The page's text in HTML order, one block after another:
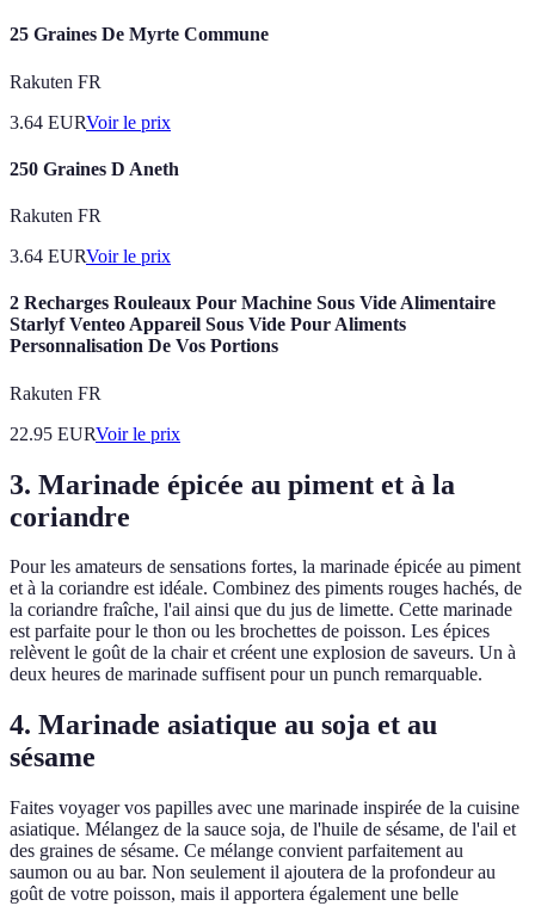
25 Graines De Myrte Commune
Rakuten FR
3.64 EURVoir le prix
250 Graines D Aneth
Rakuten FR
3.64 EURVoir le prix
2 Recharges Rouleaux Pour Machine Sous Vide Alimentaire
Starlyf Venteo Appareil Sous Vide Pour Aliments
Personnalisation De Vos Portions
Rakuten FR
22.95 EURVoir le prix
3. Marinade épicée au piment et à la
coriandre
Pour les amateurs de sensations fortes, la marinade épicée au piment
et à la coriandre est idéale. Combinez des piments rouges hachés, de
la coriandre fraîche, l'ail ainsi que du jus de limette. Cette marinade
est parfaite pour le thon ou les brochettes de poisson. Les épices
relèvent le goût de la chair et créent une explosion de saveurs. Un à
deux heures de marinade suffisent pour un punch remarquable.
4. Marinade asiatique au soja et au
sésame
Faites voyager vos papilles avec une marinade inspirée de la cuisine
asiatique. Mélangez de la sauce soja, de l'huile de sésame, de l'ail et
des graines de sésame. Ce mélange convient parfaitement au
saumon ou au bar. Non seulement il ajoutera de la profondeur au
goût de votre poisson, mais il apportera également une belle